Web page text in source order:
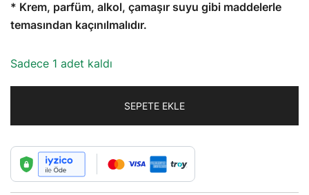
* Krem, parfüm, alkol, çamaşır suyu gibi maddelerle
temasından kaçınılmalıdır.
Sadece 1 adet kaldı
SEPETE EKLE